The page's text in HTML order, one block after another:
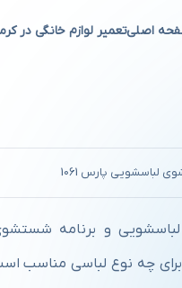
اصلیتعمیر لوازم خانگی در
لباسشویی پارس 1061
برای چه نوع لباسی مناسب